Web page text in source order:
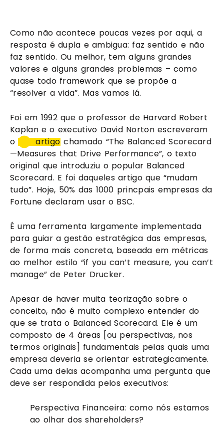
Como não acontece poucas vezes por aqui, a
resposta é dupla e ambigua: faz sentido e não
faz sentido. Ou melhor, tem alguns grandes
valores e alguns grandes problemas – como
quase todo framework que se propõe a
“resolver a vida”. Mas vamos lá.
Foi em 1992 que o professor de Harvard Robert
Kaplan e o executivo David Norton escreveram
o
artigo chamado “The Balanced Scorecard
—Measures that Drive Performance”, o texto
original que introduziu o popular Balanced
Scorecard. E foi daqueles artigo que “mudam
tudo”. Hoje, 50% das 1000 princpais empresas da
Fortune declaram usar o BSC.
É uma ferramenta largamente implementada
para guiar a gestão estratégica das empresas,
de forma mais concreta, baseada em métricas
ao melhor estilo “if you can’t measure, you can’t
manage” de Peter Drucker.
Apesar de haver muita teorização sobre o
conceito, não é muito complexo entender do
que se trata o Balanced Scorecard. Ele é um
composto de 4 áreas [ou perspectivas, nos
termos originais] fundamentais pelas quais uma
empresa deveria se orientar estrategicamente.
Cada uma delas acompanha uma pergunta que
deve ser respondida pelos executivos:
Perspectiva Financeira: como nós estamos
ao olhar dos shareholders?